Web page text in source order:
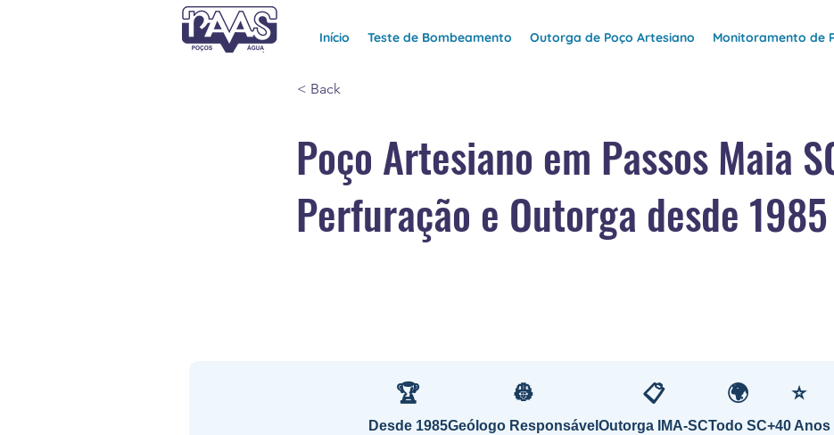
Início Teste de Bombeamento Outorga de Poço Artesiano Monitoramento de
< Back
Poço Artesiano em Passos Maia
Perfuração e Outorga desde 1985
🏆
Desde 1985
👷
Geólogo Responsável
📋
Outorga IMA-SC
🌍
Todo SC
⭐
+40 Anos